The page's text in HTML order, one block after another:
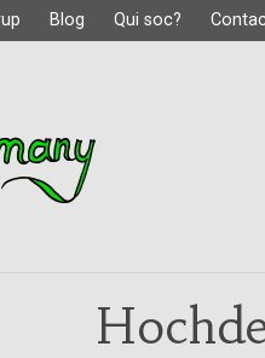
Blog Qui soc?